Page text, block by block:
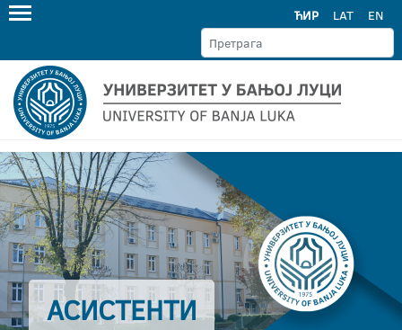
ЋИР LAT EN
АСИСТЕНТИ